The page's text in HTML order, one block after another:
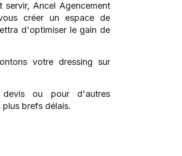
servir, Ancel Agencement
créer un espace de
d'optimiser le gain de
votre dressing sur
ou pour d'autres
brefs délais.